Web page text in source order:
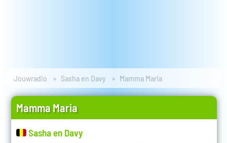
Jouwradio Sasha en Davy Mamma Maria
Mamma Maria
Sasha en Davy